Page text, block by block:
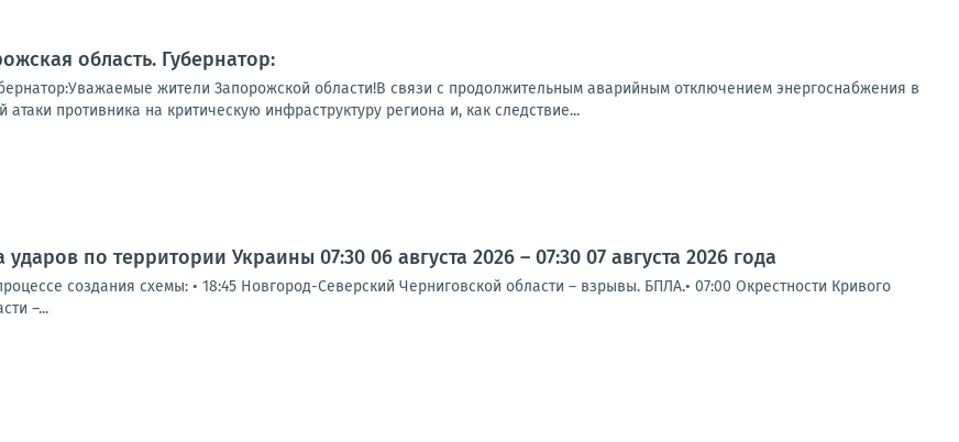
область. Губернатор:
жители Запорожской области!В связи с продолжительным аварийным отключением энергоснабжения в
атаки противника на критическую инфраструктуру региона и, как следствие...
по территории Украины 07:30 06 августа 2026 – 07:30 07 августа 2026 года
создания схемы: • 18:45 Новгород-Северский Черниговской области – взрывы. БПЛА.• 07:00 Окрестности Кривого
–...